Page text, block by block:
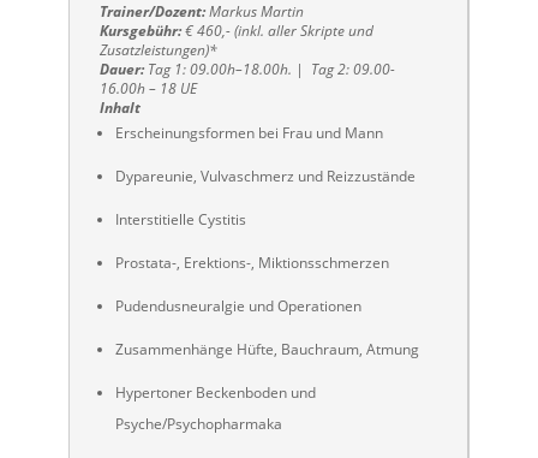
Trainer/Dozent:Markus Martin
Kursgebühr:€ 460,- (inkl. aller Skripte und
Zusatzleistungen)*
Dauer: Tag 1: 09.00h–18.00h. | Tag 2: 09.00-
16.00h – 18 UE
Inhalt
Erscheinungsformen bei Frau und Mann
Dypareunie, Vulvaschmerz und Reizzustände
Interstitielle Cystitis
Prostata-, Erektions-, Miktionsschmerzen
Pudendusneuralgie und Operationen
Zusammenhänge Hüfte, Bauchraum, Atmung
Hypertoner Beckenboden und
Psyche/Psychopharmaka